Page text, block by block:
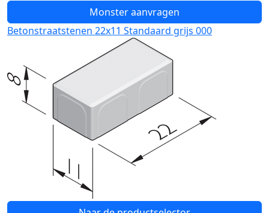
Monster aanvragen
Betonstraatstenen 22x11 Standaard grijs 000